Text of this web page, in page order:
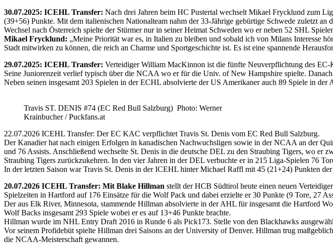
30.07.2025: ICEHL Transfer: Nach drei Jahren beim HC Pustertal wechselt Mikael Frycklund zum
(39+56) Punkte. Mit dem italienischen Nationalteam nahm der 33-Jährige gebürtige Schwede zuletzt
Wechsel nach Österreich spielte der Stürmer nur in seiner Heimat Schweden wo er neben 52 SHL
Mikael Frycklund: „Meine Priorität war es, in Italien zu bleiben und sobald ich von Milans Interesse
Stadt mitwirken zu können, die reich an Charme und Sportgeschichte ist. Es ist eine spannende
29.07.2025: ICEHL Transfer: Verteidiger William MacKinnon ist die fünfte Neuverpflichtung des
Seine Juniorenzeit verlief typisch über die NCAA wo er für die Univ. of New Hampshire spielte.
Neben seinen insgesamt 203 Spielen in der ECHL absolvierte der US Amerikaner auch 89 Spiele in der
Travis ST. DENIS #74 (EC Red Bull Salzburg) Photo: Werner
Krainbucher / Puckfans.at
22.07.2026 ICEHL Transfer: Der EC KAC verpflichtet Travis St. Denis vom EC Red Bull Salzburg.
Der Kanadier hat nach einigen Erfolgen in kanadischen Nachwuchsligen sowie in der NCAA an der
und 76 Assists. Anschließend wechselte St. Denis in die deutsche DEL zu den Straubing Tigers, wo er
Straubing Tigers zurückzukehren. In den vier Jahren in der DEL verbuchte er in 215 Liga-Spielen 76
In der letzten Saison war Travis St. Denis in der ICEHL hinter Michael Raffl mit 45 (21+24) Punkten der
20.07.2026 ICEHL Transfer: Mit Blake Hillman stellt der HCB Südtirol heute einen neuen
Spielzeiten in Hartford auf 176 Einsätze für die Wolf Pack und dabei erzielte er 30 Punkte (9 Tore, 27
Der aus Elk River, Minnesota, stammende Hillman absolvierte in der AHL für insgesamt die Hartford
Wolf Backs insgesamt 293 Spiele wobei er es auf 13+46 Punkte brachte.
Hillman wurde im NHL Entry Draft 2016 in Runde 6 als Pick173. Stelle von den Blackhawks
Vor seinem Profidebüt spielte Hillman drei Saisons an der University of Denver. Hillman trug
die NCAA-Meisterschaft gewannen.